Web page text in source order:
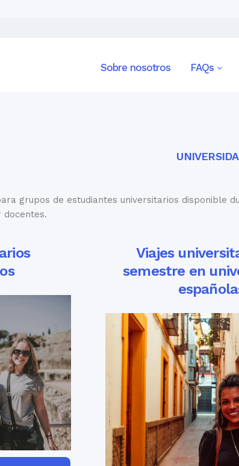
Sobre nosotros FAQs
grupos de estudiantes universitarios disponible
Build your
needs of
and faculty!
Viajes
semestre en
Viajes universitarios
for groups of
college & university
own customized
the needs